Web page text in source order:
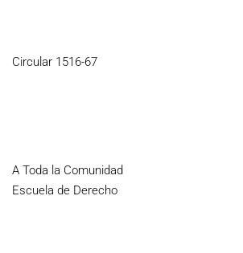
Circular 1516-67
A Toda la Comunidad
Escuela de Derecho